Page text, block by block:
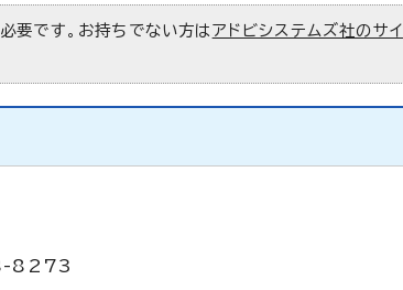
要です。お持ちでない方はアドビシステムズ社のサイ
8273